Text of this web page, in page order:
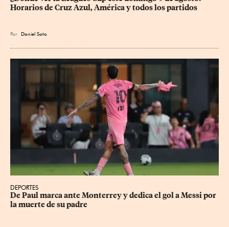
Horarios de Cruz Azul, América y todos los partidos
Por Daniel Soto
DEPORTES
De Paul marca ante Monterrey y dedica el gol a Messi por
la muerte de su padre